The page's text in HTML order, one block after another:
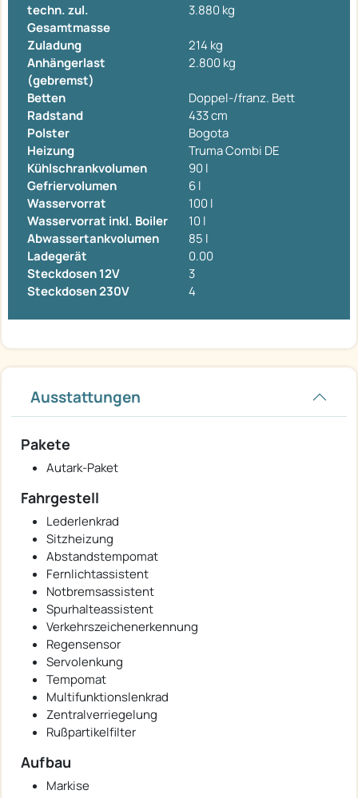
techn. zul.
Gesamtmasse
3.880 kg
Zuladung
214 kg
Anhängerlast
(gebremst)
2.800 kg
Betten
Doppel-/franz. Bett
Radstand
433 cm
Polster
Bogota
Heizung
Truma Combi DE
Kühlschrankvolumen
90 l
Gefriervolumen
6 l
Wasservorrat
100 l
Wasservorrat inkl. Boiler
10 l
Abwassertankvolumen
85 l
Ladegerät
0.00
Steckdosen 12V
3
Steckdosen 230V
4
Ausstattungen
Pakete
Autark-Paket
Fahrgestell
Lederlenkrad
Sitzheizung
Abstandstempomat
Fernlichtassistent
Notbremsassistent
Spurhalteassistent
Verkehrszeichenerkennung
Regensensor
Servolenkung
Tempomat
Multifunktionslenkrad
Zentralverriegelung
Rußpartikelfilter
Aufbau
Markise